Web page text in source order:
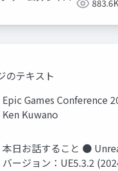
883.6K
のテキスト
Epic Games Conference
Ken Kuwano
本日お話すること ●
バージョン：UE5.3.2